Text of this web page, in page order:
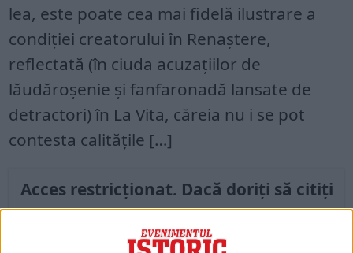
lea, este poate cea mai fidelă ilustrare a
condiţiei creatorului în Renaştere,
reflectată (în ciuda acuzaţiilor de
lăudăroşenie şi fanfaronadă lansate de
detractori) în La Vita, căreia nu i se pot
contesta calităţile […]
Acces restricționat. Dacă doriți să citiți
acest articol, mergeți pe
edituradecarte.roși achiziționați ediția